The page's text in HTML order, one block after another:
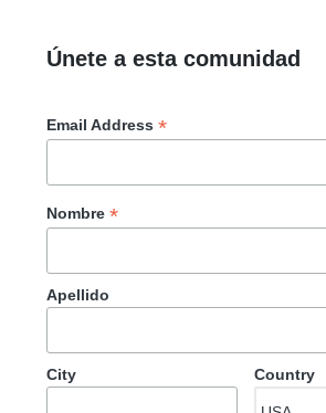
Únete a esta comunidad
Email Address *
Nombre *
Apellido
City Country